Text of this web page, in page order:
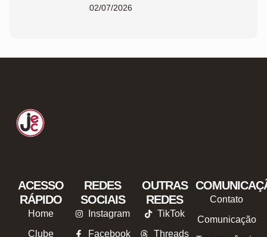
02/07/2026
ACESSO
RÁPIDO
Home
Clube
REDES
SOCIAIS
Instagram
Facebook
OUTRAS
REDES
TikTok
Threads
Contato
Comunicação